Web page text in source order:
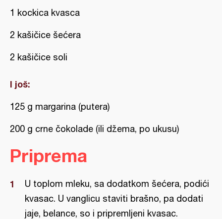
1 kockica kvasca
2 kašičice šećera
2 kašičice soli
I još:
125 g margarina (putera)
200 g crne čokolade (ili džema, po ukusu)
Priprema
U toplom mleku, sa dodatkom šećera, podići
kvasac. U vanglicu staviti brašno, pa dodati
jaje, belance, so i pripremljeni kvasac.